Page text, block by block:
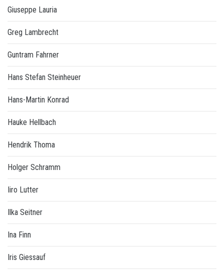
Giuseppe Lauria
Greg Lambrecht
Guntram Fahrner
Hans Stefan Steinheuer
Hans-Martin Konrad
Hauke Hellbach
Hendrik Thoma
Holger Schramm
Iiro Lutter
Ilka Seitner
Ina Finn
Iris Giessauf